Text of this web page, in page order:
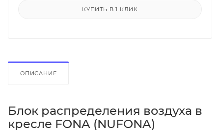
КУПИТЬ В 1 КЛИК
ОПИСАНИЕ
Блок распределения воздуха в
кресле FONA (NUFONA)